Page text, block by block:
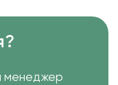
менеджер